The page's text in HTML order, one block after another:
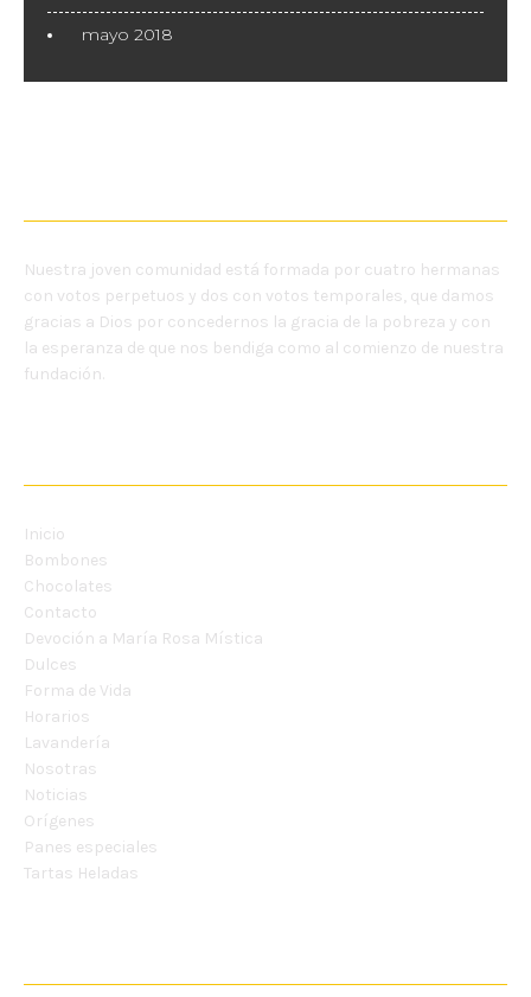
mayo 2018
Nuestra joven comunidad está formada por cuatro hermanas
con votos perpetuos y dos con votos temporales, que damos
gracias a Dios por concedernos la gracia de la pobreza y con
la esperanza de que nos bendiga como al comienzo de nuestra
fundación.
Inicio
Bombones
Chocolates
Contacto
Devoción a María Rosa Mística
Dulces
Forma de Vida
Horarios
Lavandería
Nosotras
Noticias
Orígenes
Panes especiales
Tartas Heladas